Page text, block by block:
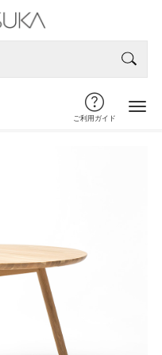
ご利用ガイド